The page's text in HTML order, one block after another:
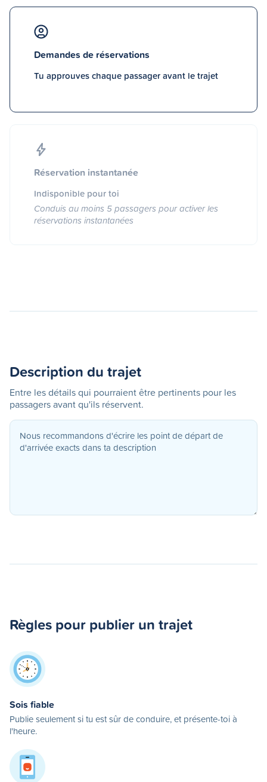
Demandes de réservations
Tu approuves chaque passager avant le trajet
Réservation instantanée
Indisponible pour toi
Conduis au moins 5 passagers pour activer les
réservations instantanées
Description du trajet
Entre les détails qui pourraient être pertinents pour les
passagers avant qu'ils réservent.
Règles pour publier un trajet
Sois fiable
Publie seulement si tu est sûr de conduire, et présente-toi à
l'heure.